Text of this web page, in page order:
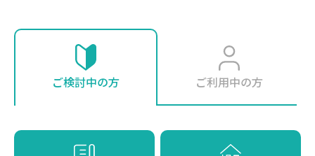
ご検討中の方 ご利用中の方